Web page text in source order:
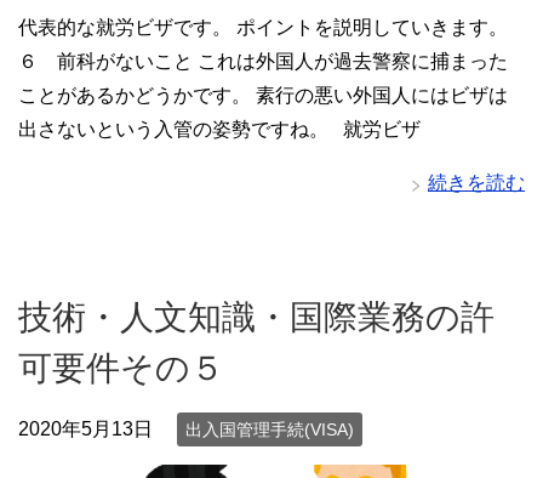
代表的な就労ビザです。 ポイントを説明していきます。
６ 前科がないこと これは外国人が過去警察に捕まった
ことがあるかどうかです。 素行の悪い外国人にはビザは
出さないという入管の姿勢ですね。 就労ビザ
続きを読む
技術・人文知識・国際業務の許
可要件その５
2020年5月13日 出入国管理手続(VISA)